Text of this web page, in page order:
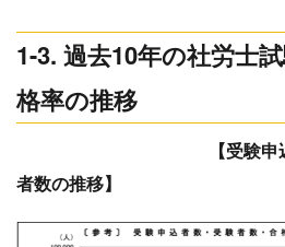
1-3. 過去10年の社労士
格率の推移
【受験
者数の推移】